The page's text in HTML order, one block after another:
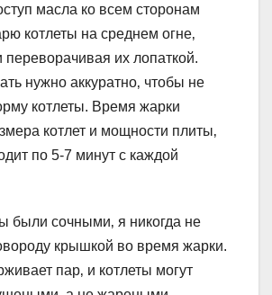
масла ко всем сторонам
котлеты на среднем огне‚
переворачивая их лопаткой.
нужно аккуратно‚ чтобы не
котлеты. Время жарки
котлет и мощности плиты‚
по 5-7 минут с каждой
были сочными‚ я никогда не
крышкой во время жарки.
пар‚ и котлеты могут